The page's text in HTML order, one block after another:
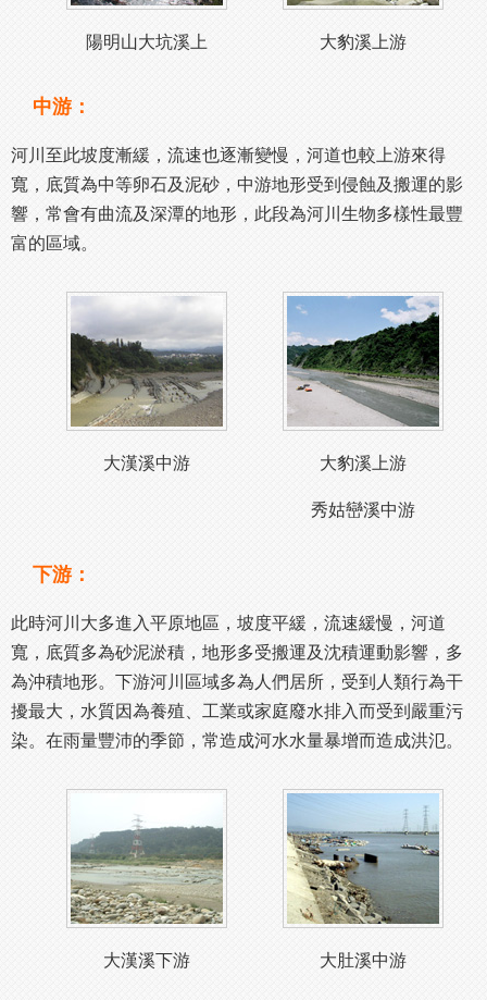
陽明山大坑溪上 大豹溪上游
中游：
河川至此坡度漸緩，流速也逐漸變慢，河道也較上游來得
寬，底質為中等卵石及泥砂，中游地形受到侵蝕及搬運的影
響，常會有曲流及深潭的地形，此段為河川生物多樣性最豐
富的區域。
大漢溪中游 大豹溪上游
秀姑巒溪中游
下游：
此時河川大多進入平原地區，坡度平緩，流速緩慢，河道
寬，底質多為砂泥淤積，地形多受搬運及沈積運動影響，多
為沖積地形。下游河川區域多為人們居所，受到人類行為干
擾最大，水質因為養殖、工業或家庭廢水排入而受到嚴重污
染。在雨量豐沛的季節，常造成河水水量暴增而造成洪氾。
大漢溪下游 大肚溪中游